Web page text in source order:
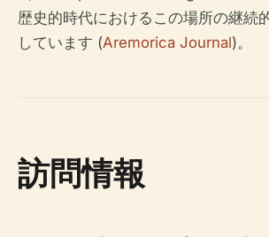
歴史的時代におけるこの場所の継続
しています (Aremorica Journal)。
訪問情報